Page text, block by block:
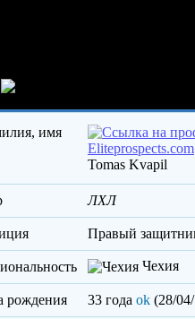
имя
Tomas Kvapil
ЛХЛ
правый
Чехия
рождения 33 года ok (28/